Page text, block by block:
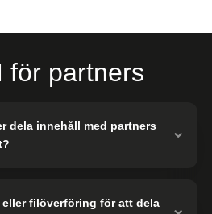
för partners
dela innehåll med partners
eller filöverföring för att dela